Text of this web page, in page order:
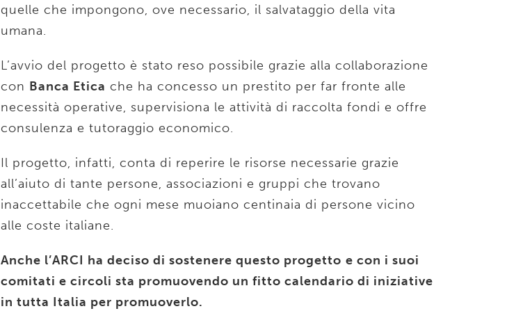
quelle che impongono, ove necessario, il salvataggio della vita
umana.
L’avvio del progetto è stato reso possibile grazie alla collaborazione
con Banca Etica che ha concesso un prestito per far fronte alle
necessità operative, supervisiona le attività di raccolta fondi e offre
consulenza e tutoraggio economico.
Il progetto, infatti, conta di reperire le risorse necessarie grazie
all’aiuto di tante persone, associazioni e gruppi che trovano
inaccettabile che ogni mese muoiano centinaia di persone vicino
alle coste italiane.
Anche l’ARCI ha deciso di sostenere questo progetto e con i suoi
comitati e circoli sta promuovendo un fitto calendario di iniziative
in tutta Italia per promuoverlo.